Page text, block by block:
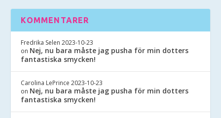
KOMMENTARER
Fredrika Selen 2023-10-23
on Nej, nu bara måste jag pusha för min dotters
fantastiska smycken!
Carolina LePrince 2023-10-23
on Nej, nu bara måste jag pusha för min dotters
fantastiska smycken!